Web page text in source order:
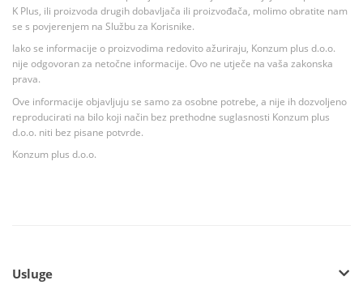
K Plus, ili proizvoda drugih dobavljača ili proizvođača, molimo obratite nam
se s povjerenjem na Službu za Korisnike.
Iako se informacije o proizvodima redovito ažuriraju, Konzum plus d.o.o.
nije odgovoran za netočne informacije. Ovo ne utječe na vaša zakonska
prava.
Ove informacije objavljuju se samo za osobne potrebe, a nije ih dozvoljeno
reproducirati na bilo koji način bez prethodne suglasnosti Konzum plus
d.o.o. niti bez pisane potvrde.
Konzum plus d.o.o.
Usluge